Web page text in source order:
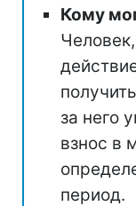
Кому
за него
взнос в
период.